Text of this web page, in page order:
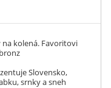
kolená. Favoritovi
Slovensko,
srnky a sneh